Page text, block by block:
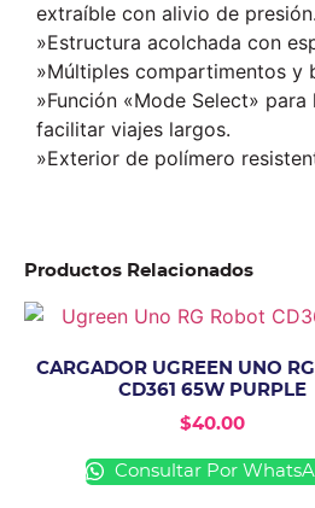
extraíble con alivio de presión.
»Estructura acolchada con
»Múltiples compartimentos y
»Función «Mode Select»
facilitar viajes largos.
»Exterior de polímero
Productos Relacionados
CARGADOR UGREEN UNO
CD361 65W PURPLE
$40.00
Consultar Por